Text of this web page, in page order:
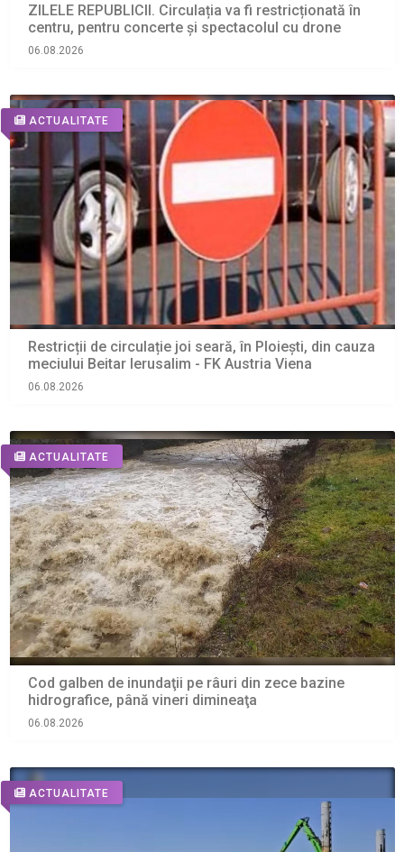
ZILELE REPUBLICII. Circulația va fi restricționată în
centru, pentru concerte și spectacolul cu drone
06.08.2026
ACTUALITATE
Restricții de circulație joi seară, în Ploiești, din cauza
meciului Beitar Ierusalim - FK Austria Viena
06.08.2026
ACTUALITATE
Cod galben de inundaţii pe râuri din zece bazine
hidrografice, până vineri dimineaţa
06.08.2026
ACTUALITATE